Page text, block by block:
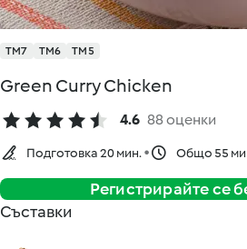
TM7 TM6 TM5
Green Curry Chicken
4.6 88 оценки
Подготовка 20 мин. Общо 55
Регистрирайте се
Съставки